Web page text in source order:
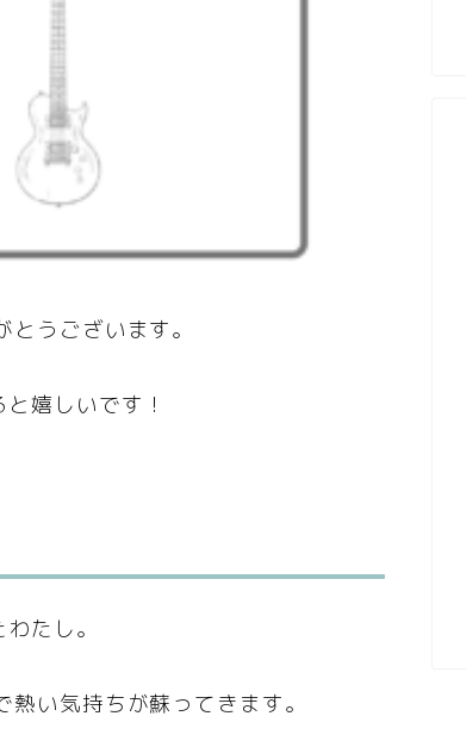
うございます。
嬉しいです！
たし。
い気持ちが蘇ってきます。